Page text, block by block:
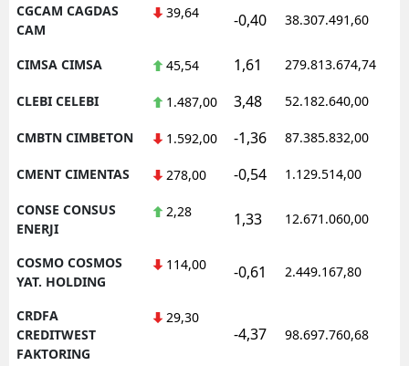
CGCAM CAGDAS
CAM
39,64 -0,40 38.307.491,60
CIMSA CIMSA 45,54 1,61 279.813.674,74
CLEBI CELEBI 1.487,00 3,48 52.182.640,00
CMBTN CIMBETON 1.592,00 -1,36 87.385.832,00
CMENT CIMENTAS 278,00 -0,54 1.129.514,00
CONSE CONSUS
ENERJI
2,28 1,33 12.671.060,00
COSMO COSMOS
YAT. HOLDING
114,00 -0,61 2.449.167,80
CRDFA
CREDITWEST
FAKTORING
29,30
-4,37 98.697.760,68